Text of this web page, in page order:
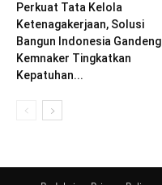
Perkuat Tata Kelola
Ketenagakerjaan, Solusi
Bangun Indonesia Gandeng
Kemnaker Tingkatkan
Kepatuhan...